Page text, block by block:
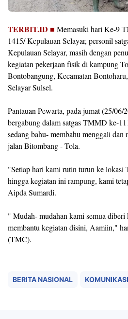
TERBIT.ID ■ Memasuki hari Ke-9
1415/ Kepulauan Selayar, personil
Kepulauan Selayar, masih dengan
kegiatan pekerjaan fisik di kampung
Bontobangung, Kecamatan
Selayar Sulsel.
Pantauan Pewarta, pada jumat (25/
bergabung dalam satgas TMMD ke-
sedang bahu- membahu menggali dan
jalan Bitombang - Tola.
"Setiap hari kami rutin turun ke
hingga kegiatan ini rampung, kami
Aipda Sumardi.
" Mudah- mudahan kami semua diberi
membantu kegiatan disini, Aamiin,"
(TMC).
BERITA NASIONAL KOMUNIKASI